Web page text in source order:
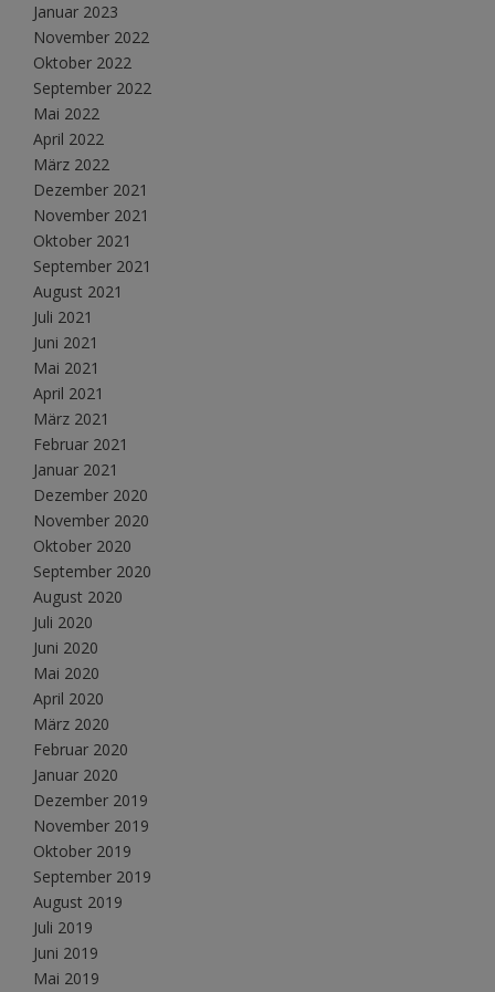
Januar 2023
November 2022
Oktober 2022
September 2022
Mai 2022
April 2022
März 2022
Dezember 2021
November 2021
Oktober 2021
September 2021
August 2021
Juli 2021
Juni 2021
Mai 2021
April 2021
März 2021
Februar 2021
Januar 2021
Dezember 2020
November 2020
Oktober 2020
September 2020
August 2020
Juli 2020
Juni 2020
Mai 2020
April 2020
März 2020
Februar 2020
Januar 2020
Dezember 2019
November 2019
Oktober 2019
September 2019
August 2019
Juli 2019
Juni 2019
Mai 2019